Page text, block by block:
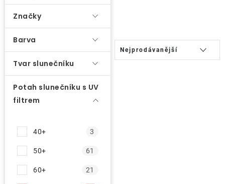
Kolekce
Klub výhod
Kontakty
Značky
Barva
Tvar slunečníku
Potah slunečníku s UV
filtrem
40+ 3
50+ 61
60+ 21
r
d
Ř
a
Nejprodávanější